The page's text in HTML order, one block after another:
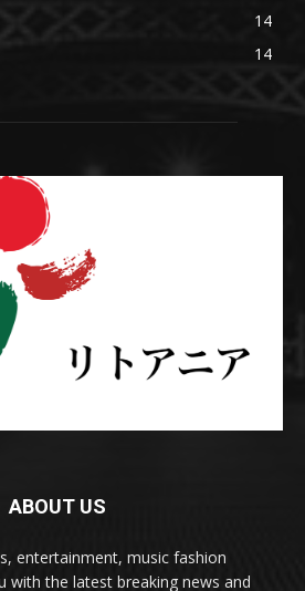
14
14
ABOUT US
entertainment, music fashion
with the latest breaking news and